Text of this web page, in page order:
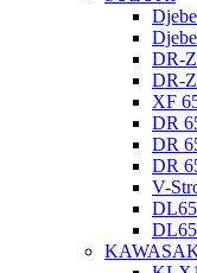
DR-
DR-
XF
DR
DR
DR
V-